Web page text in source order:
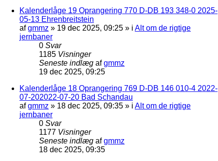
Kalenderlåge 19 Oprangering 770 D-DB 193 348-0 2025-
05-13 Ehrenbreitstein
afgmmz » 19 dec 2025, 09:25 » i Alt om de rigtige
jernbaner
0 Svar
1185 Visninger
Seneste indlæg afgmmz
19 dec 2025, 09:25
Kalenderlåge 18 Oprangering 769 D-DB 146 010-4 2022-
07-202022-07-20 Bad Schandau
afgmmz » 18 dec 2025, 09:35 » i Alt om de rigtige
jernbaner
0 Svar
1177 Visninger
Seneste indlæg afgmmz
18 dec 2025, 09:35